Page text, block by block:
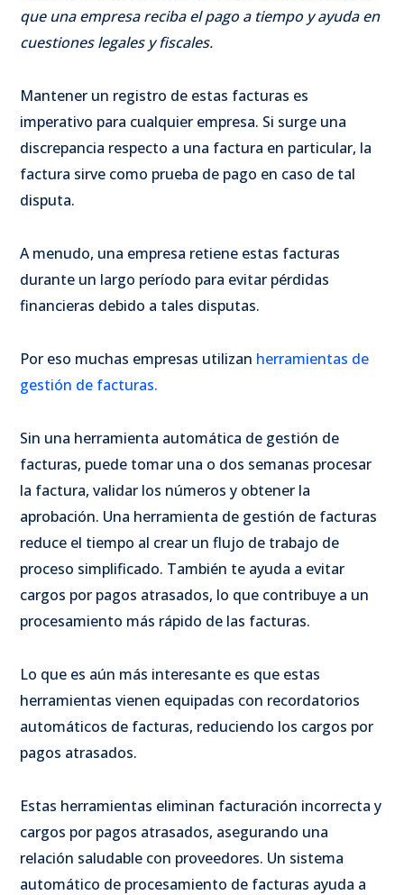
que una empresa reciba el pago a tiempo y ayuda en
cuestiones legales y fiscales.
Mantener un registro de estas facturas es
imperativo para cualquier empresa. Si surge una
discrepancia respecto a una factura en particular, la
factura sirve como prueba de pago en caso de tal
disputa.
A menudo, una empresa retiene estas facturas
durante un largo período para evitar pérdidas
financieras debido a tales disputas.
Por eso muchas empresas utilizan herramientas de
gestión de facturas.
Sin una herramienta automática de gestión de
facturas, puede tomar una o dos semanas procesar
la factura, validar los números y obtener la
aprobación. Una herramienta de gestión de facturas
reduce el tiempo al crear un flujo de trabajo de
proceso simplificado. También te ayuda a evitar
cargos por pagos atrasados, lo que contribuye a un
procesamiento más rápido de las facturas.
Lo que es aún más interesante es que estas
herramientas vienen equipadas con recordatorios
automáticos de facturas, reduciendo los cargos por
pagos atrasados.
Estas herramientas eliminan facturación incorrecta y
cargos por pagos atrasados, asegurando una
relación saludable con proveedores. Un sistema
automático de procesamiento de facturas ayuda a